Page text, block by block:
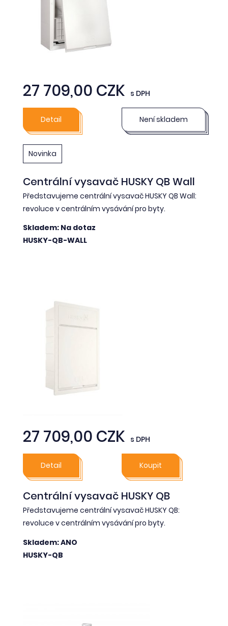
27 709,00 CZK s DPH
Detail Není skladem
Novinka
Centrální vysavač HUSKY QB Wall
Představujeme centrální vysavač HUSKY QB Wall:
revoluce v centrálním vysávání pro byty.
Skladem: Na dotaz
HUSKY-QB-WALL
27 709,00 CZK s DPH
Detail Koupit
Centrální vysavač HUSKY QB
Představujeme centrální vysavač HUSKY QB:
revoluce v centrálním vysávání pro byty.
Skladem: ANO
HUSKY-QB